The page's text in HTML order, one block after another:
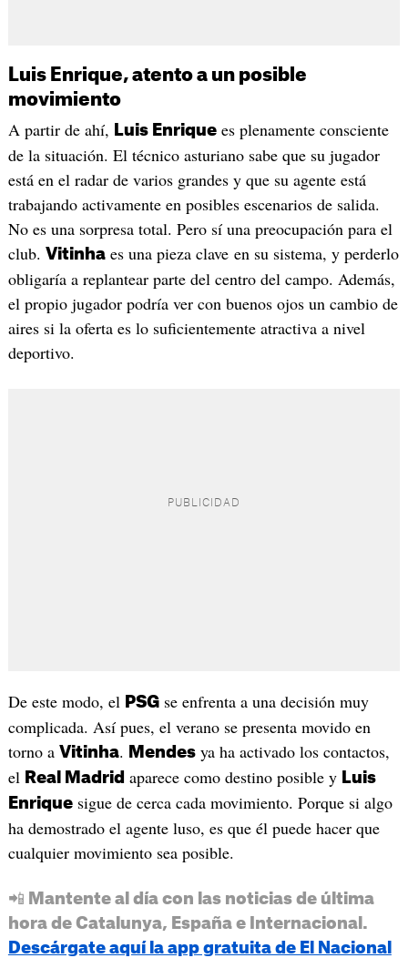
Luis Enrique, atento a un posible
movimiento
A partir de ahí, Luis Enriquees plenamente consciente
de la situación. El técnico asturiano sabe que su jugador
está en el radar de varios grandes y que su agente está
trabajando activamente en posibles escenarios de salida.
No es una sorpresa total. Pero sí una preocupación para el
club. Vitinhaes una pieza clave en su sistema, y perderlo
obligaría a replantear parte del centro del campo. Además,
el propio jugador podría ver con buenos ojos un cambio de
aires si la oferta es lo suficientemente atractiva a nivel
deportivo.
De este modo, el PSGse enfrenta a una decisión muy
complicada. Así pues, el verano se presenta movido en
torno a Vitinha. Mendesya ha activado los contactos,
el Real Madrid aparece como destino posible y Luis
Enriquesigue de cerca cada movimiento. Porque si algo
ha demostrado el agente luso, es que él puede hacer que
cualquier movimiento sea posible.
📲 Mantente al día con las noticias de última
hora de Catalunya, España e Internacional.
Descárgate aquí la app gratuita de El Nacional